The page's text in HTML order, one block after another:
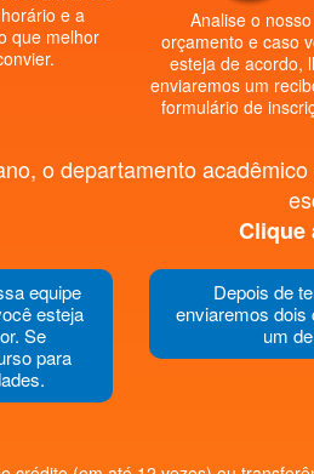
e a
que melhor
Analise o nosso
orçamento e caso
esteja de acordo,
enviaremos um
formulário de
o departamento
Clique
equipe
esteja
Se
para
Depois de
enviaremos dois
um